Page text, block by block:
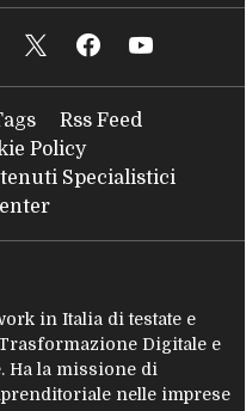
Rss Feed
Policy
Specialistici
in Italia di testate e
Digitale e
Ha la missione di
nelle imprese